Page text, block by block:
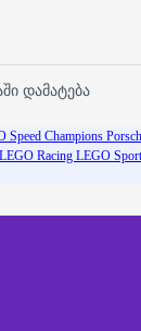
დამატება
Speed Champions
Racing LEGO